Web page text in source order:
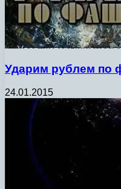
Ударим рублем по
24.01.2015